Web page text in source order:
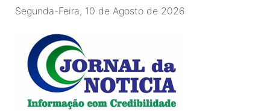
Segunda-Feira, 10 de Agosto de 2026